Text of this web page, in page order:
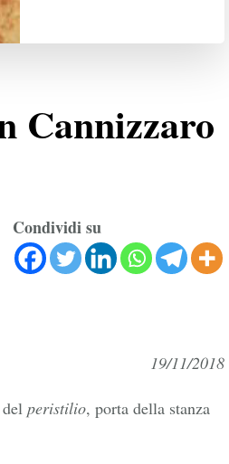
Cannizzaro
Condividi su
19/11/2018
peristilio, porta della stanza